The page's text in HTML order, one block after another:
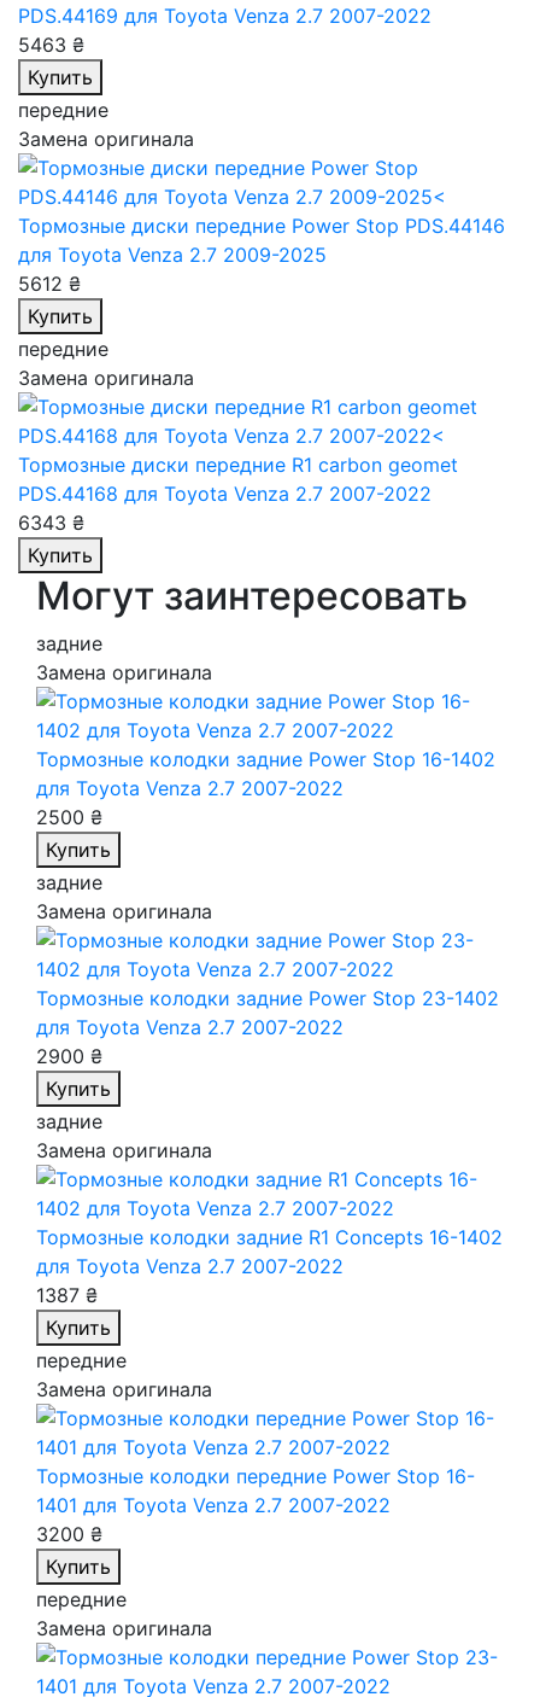
PDS.44169 для Toyota Venza 2.7 2007-2022
5463 ₴
Купить
передние
Замена оригинала
Тормозные диски передние Power Stop PDS.44146
для Toyota Venza 2.7 2009-2025
5612 ₴
Купить
передние
Замена оригинала
Тормозные диски передние R1 carbon geomet
PDS.44168 для Toyota Venza 2.7 2007-2022
6343 ₴
Купить
Могут заинтересовать
задние
Замена оригинала
Тормозные колодки задние Power Stop 16-1402
для Toyota Venza 2.7 2007-2022
2500 ₴
Купить
задние
Замена оригинала
Тормозные колодки задние Power Stop 23-1402
для Toyota Venza 2.7 2007-2022
2900 ₴
Купить
задние
Замена оригинала
Тормозные колодки задние R1 Concepts 16-1402
для Toyota Venza 2.7 2007-2022
1387 ₴
Купить
передние
Замена оригинала
Тормозные колодки передние Power Stop 16-
1401 для Toyota Venza 2.7 2007-2022
3200 ₴
Купить
передние
Замена оригинала